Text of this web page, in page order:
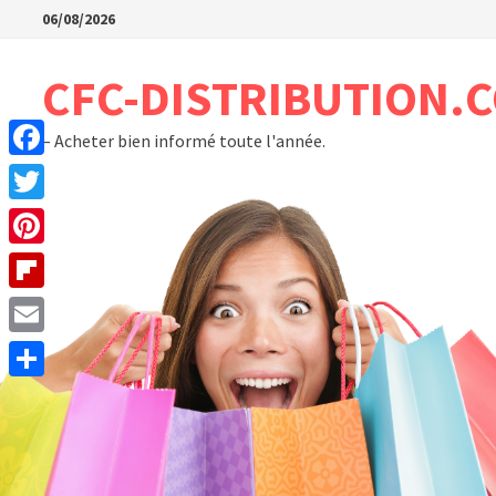
Passer06/08/2026
CFC-
– Acheter bien informé toute l'année.
Facebook
Twitter
Pinterest
Flipboard
Email
Partager